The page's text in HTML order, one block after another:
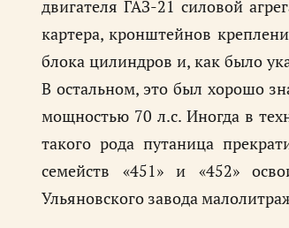
двигателя ГАЗ-21 силовой
картера, кронштейнов
блока цилиндров и, как было
В остальном, это был хорошо
мощностью 70 л.с. Иногда в
такого рода путаница
семейств «451» и «452»
Ульяновского завода